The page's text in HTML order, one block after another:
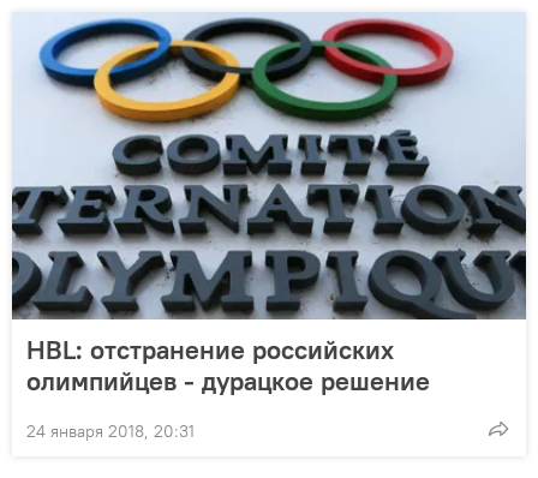
HBL: отстранение российских
олимпийцев - дурацкое решение
24 января 2018, 20:31